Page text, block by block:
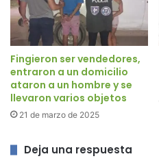
Fingieron ser vendedores,
entraron a un domicilio
ataron a un hombre y se
llevaron varios objetos
21 de marzo de 2025
Deja una respuesta